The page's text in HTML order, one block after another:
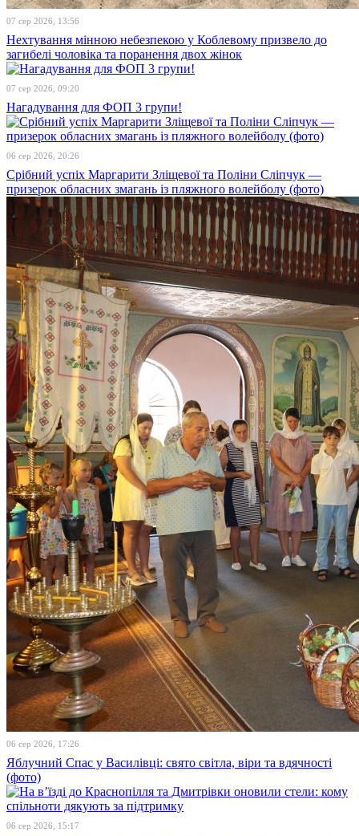
07 сер 2026, 13:56
Нехтування мінною небезпекою у Коблевому призвело до
загибелі чоловіка та поранення двох жінок
07 сер 2026, 09:20
Нагадування для ФОП 3 групи!
06 сер 2026, 20:26
Срібний успіх Маргарити Зліщевої та Поліни Сліпчук —
призерок обласних змагань із пляжного волейболу (фото)
06 сер 2026, 17:26
Яблучний Спас у Василівці: свято світла, віри та вдячності
(фото)
06 сер 2026, 15:17